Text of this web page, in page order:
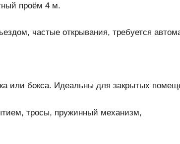
проём 4 м.
частые открывания, требуется
или бокса. Идеальны для закрытых
тросы, пружинный механизм,